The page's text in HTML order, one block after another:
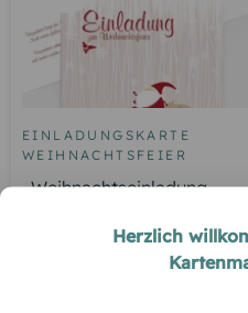
EINLADUNGSKARTE
WEIHNACHTSFEIER
Weihnachtseinladung
Herzlich